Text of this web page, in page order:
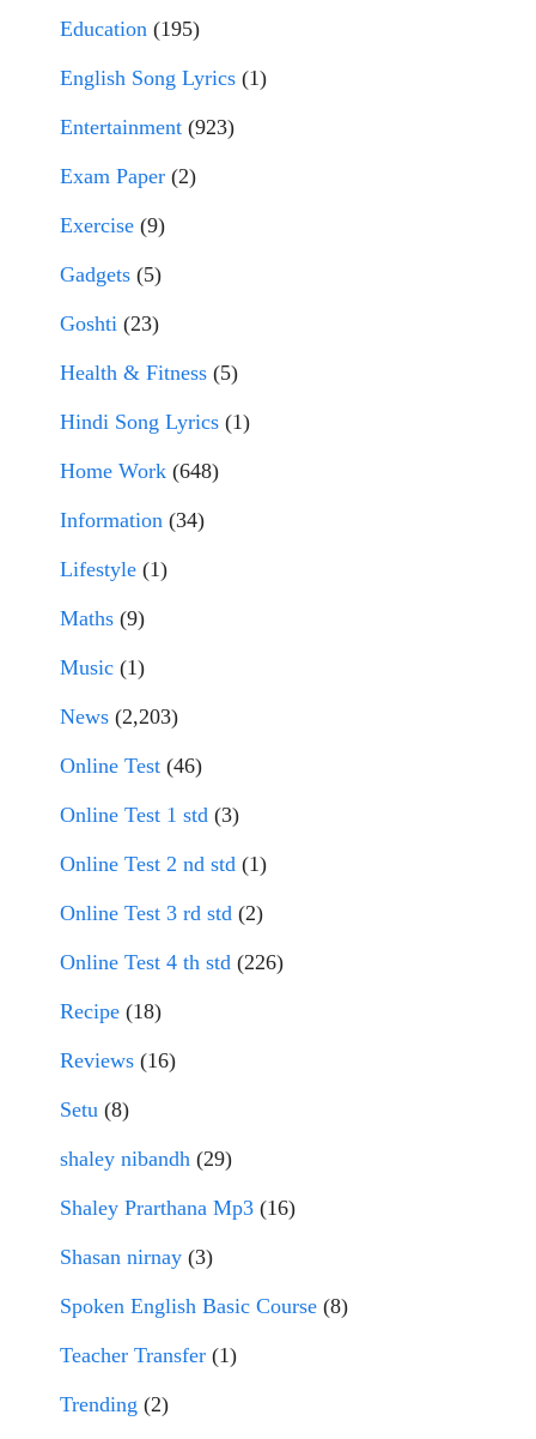
Education (195)
English Song Lyrics (1)
Entertainment (923)
Exam Paper (2)
Exercise (9)
Gadgets (5)
Goshti (23)
Health & Fitness (5)
Hindi Song Lyrics (1)
Home Work (648)
Information (34)
Lifestyle (1)
Maths (9)
Music (1)
News (2,203)
Online Test (46)
Online Test 1 std (3)
Online Test 2 nd std (1)
Online Test 3 rd std (2)
Online Test 4 th std (226)
Recipe (18)
Reviews (16)
Setu (8)
shaley nibandh (29)
Shaley Prarthana Mp3 (16)
Shasan nirnay (3)
Spoken English Basic Course (8)
Teacher Transfer (1)
Trending (2)